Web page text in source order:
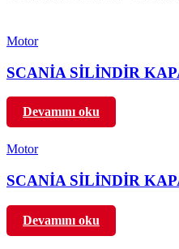
Motor
SCANİA SİLİNDİR
Devamını oku
Motor
SCANİA SİLİNDİR
Devamını oku